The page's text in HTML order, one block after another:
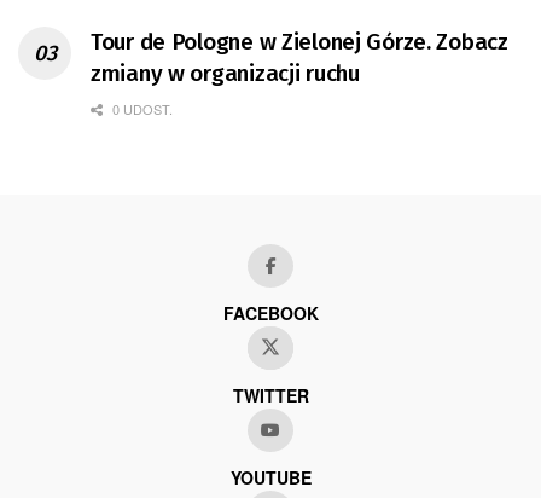
Tour de Pologne w Zielonej Górze. Zobacz
zmiany w organizacji ruchu
0 UDOST.
FACEBOOK
TWITTER
YOUTUBE